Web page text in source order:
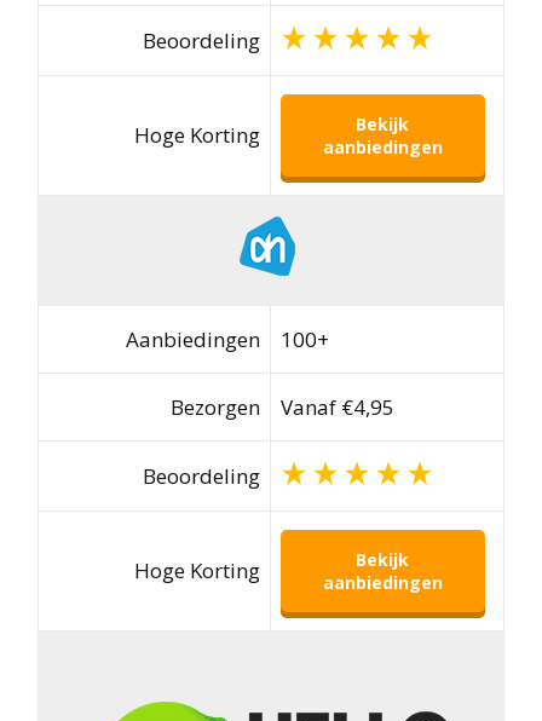
Beoordeling
Hoge Korting
Bekijk
aanbiedingen
Aanbiedingen 100+
Bezorgen Vanaf €4,95
Beoordeling
Hoge Korting
Bekijk
aanbiedingen